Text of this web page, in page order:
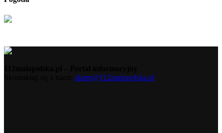
alarm@112malopolska.pl